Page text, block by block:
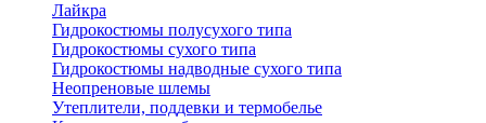
Лайкра
Гидрокостюмы полусухого типа
Гидрокостюмы сухого типа
Гидрокостюмы надводные сухого типа
Неопреновые шлемы
Утеплители, поддевки и термобелье